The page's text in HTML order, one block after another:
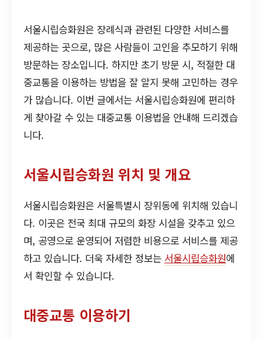
서울시립승화원은 장례식과 관련된 다양한 서비스를
제공하는 곳으로, 많은 사람들이 고인을 추모하기 위해
방문하는 장소입니다. 하지만 초기 방문 시, 적절한 대
중교통을 이용하는 방법을 잘 알지 못해 고민하는 경우
가 많습니다. 이번 글에서는 서울시립승화원에 편리하
게 찾아갈 수 있는 대중교통 이용법을 안내해 드리겠습
니다.
서울시립승화원 위치 및 개요
서울시립승화원은 서울특별시 장위동에 위치해 있습니
다. 이곳은 전국 최대 규모의 화장 시설을 갖추고 있으
며, 공영으로 운영되어 저렴한 비용으로 서비스를 제공
하고 있습니다. 더욱 자세한 정보는 서울시립승화원에
서 확인할 수 있습니다.
대중교통 이용하기